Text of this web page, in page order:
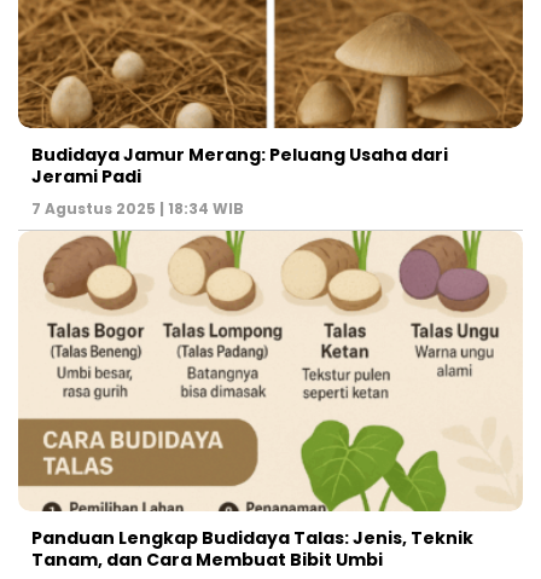
Budidaya Jamur Merang: Peluang Usaha dari
Jerami Padi
7 Agustus 2025 | 18:34 WIB
Panduan Lengkap Budidaya Talas: Jenis, Teknik
Tanam, dan Cara Membuat Bibit Umbi